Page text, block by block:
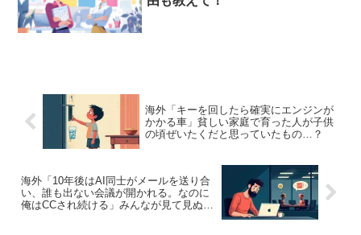
海外「キーを回したら確実にエンジンが
かかる車」貧しい家庭で育った人が子供
の頃ぜいたくだと思っていたもの…？
海外「10年後はAI同士がメールを送り合
い、誰も出ない会議が開かれる。なのに
俺はCCされ続ける」みんなが見て見ぬふ